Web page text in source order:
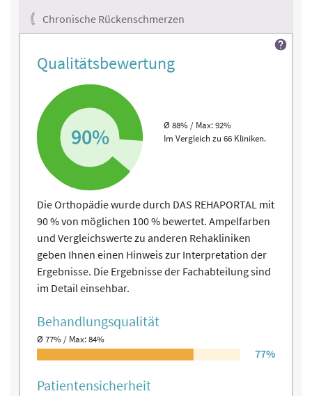
Chronische Rückenschmerzen
Qualitätsbewertung
90%
Ø 88% / Max: 92%
Im Vergleich zu 66 Kliniken.
Die Orthopädie wurde durch DAS REHAPORTAL mit
90 % von möglichen 100 % bewertet. Ampelfarben
und Vergleichswerte zu anderen Rehakliniken
geben Ihnen einen Hinweis zur Interpretation der
Ergebnisse. Die Ergebnisse der Fachabteilung sind
im Detail einsehbar.
Behandlungs­qualität
Ø 77% / Max: 84%
77%
Patienten­sicherheit